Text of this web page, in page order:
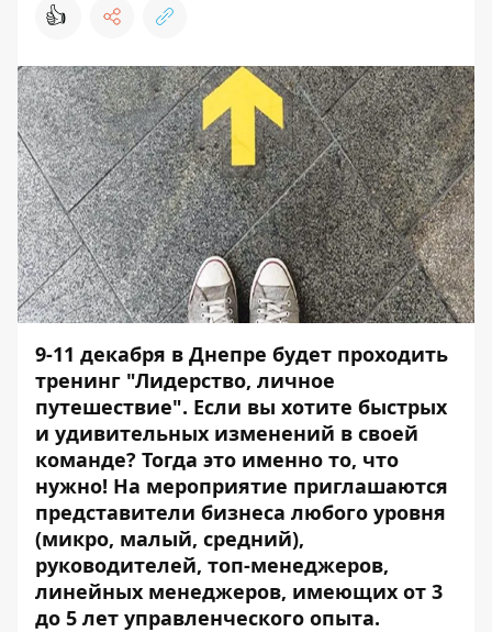
👍
9-11 декабря в Днепре будет проходить
тренинг "Лидерство, личное
путешествие". Если вы хотите быстрых
и удивительных изменений в своей
команде? Тогда это именно то, что
нужно! На мероприятие приглашаются
представители бизнеса любого уровня
(микро, малый, средний),
руководителей, топ-менеджеров,
линейных менеджеров, имеющих от 3
до 5 лет управленческого опыта.